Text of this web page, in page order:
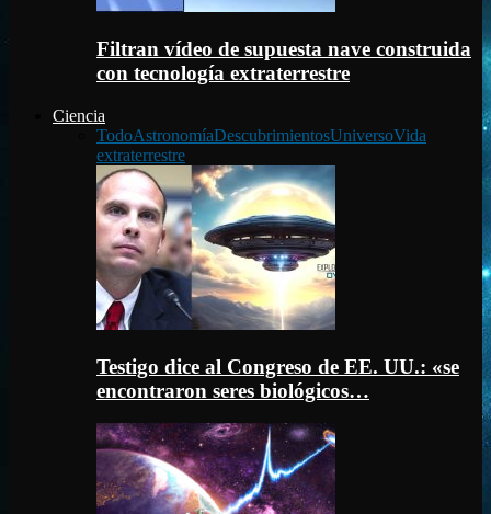
Filtran vídeo de supuesta nave construida
con tecnología extraterrestre
Ciencia
TodoAstronomíaDescubrimientosUniversoVida
extraterrestre
Testigo dice al Congreso de EE. UU.: «se
encontraron seres biológicos…